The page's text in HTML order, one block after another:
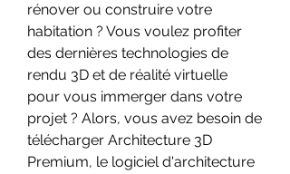
rénover ou construire votre
habitation ? Vous voulez profiter
des dernières technologies de
rendu 3D et de réalité virtuelle
pour vous immerger dans votre
projet ? Alors, vous avez besoin de
télécharger Architecture 3D
Premium, le logiciel d'architecture